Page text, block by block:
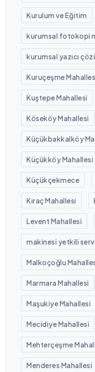
Kurulum ve Eğitim
kurumsal fotokopi
kurumsal yazıcı
Kuruçeşme
Kuştepe Mahallesi
Köseköy Mahallesi
Küçükbakkalköy
Küçükköy Mahallesi
Küçükçekmece
Kıraç Mahallesi
Levent Mahallesi
makinesi yetkili
Malkoçoğlu
Marmara Mahallesi
Maşukiye Mahallesi
Mecidiye Mahallesi
Mehterçeşme
Menderes Mahallesi